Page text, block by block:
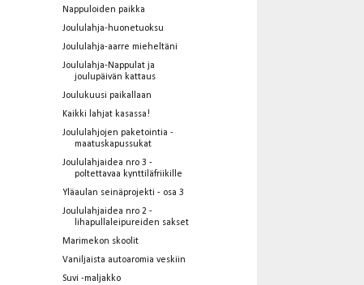
Nappuloiden paikka
Joululahja-huonetuoksu
Joululahja-aarre mieheltäni
Joululahja-Nappulat ja
joulupäivän kattaus
Joulukuusi paikallaan
Kaikki lahjat kasassa!
Joululahjojen paketointia -
maatuskapussukat
Joululahjaidea nro 3 -
poltettavaa kynttiläfriikille
Yläaulan seinäprojekti - osa 3
Joululahjaidea nro 2 -
lihapullaleipureiden sakset
Marimekon skoolit
Vaniljaista autoaromia veskiin
Suvi -maljakko